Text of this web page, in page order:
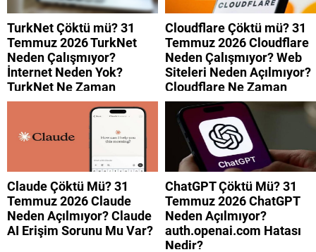
TurkNet Çöktü mü? 31
Temmuz 2026 TurkNet
Neden Çalışmıyor?
İnternet Neden Yok?
TurkNet Ne Zaman
Düzelecek?
Cloudflare Çöktü mü? 31
Temmuz 2026 Cloudflare
Neden Çalışmıyor? Web
Siteleri Neden Açılmıyor?
Cloudflare Ne Zaman
Düzelecek?
Claude Çöktü Mü? 31
Temmuz 2026 Claude
Neden Açılmıyor? Claude
AI Erişim Sorunu Mu Var?
ChatGPT Çöktü Mü? 31
Temmuz 2026 ChatGPT
Neden Açılmıyor?
auth.openai.com Hatası
Nedir?